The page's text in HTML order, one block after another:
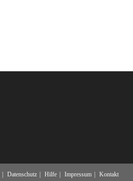
Datenschutz Hilfe Impressum Kontakt